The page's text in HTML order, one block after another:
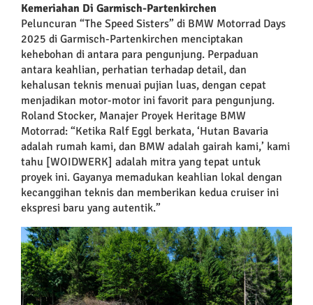
Kemeriahan Di Garmisch-Partenkirchen
Peluncuran “The Speed Sisters” di BMW Motorrad Days
2025 di Garmisch-Partenkirchen menciptakan
kehebohan di antara para pengunjung. Perpaduan
antara keahlian, perhatian terhadap detail, dan
kehalusan teknis menuai pujian luas, dengan cepat
menjadikan motor-motor ini favorit para pengunjung.
Roland Stocker, Manajer Proyek Heritage BMW
Motorrad: “Ketika Ralf Eggl berkata, ‘Hutan Bavaria
adalah rumah kami, dan BMW adalah gairah kami,’ kami
tahu [WOIDWERK] adalah mitra yang tepat untuk
proyek ini. Gayanya memadukan keahlian lokal dengan
kecanggihan teknis dan memberikan kedua cruiser ini
ekspresi baru yang autentik.”